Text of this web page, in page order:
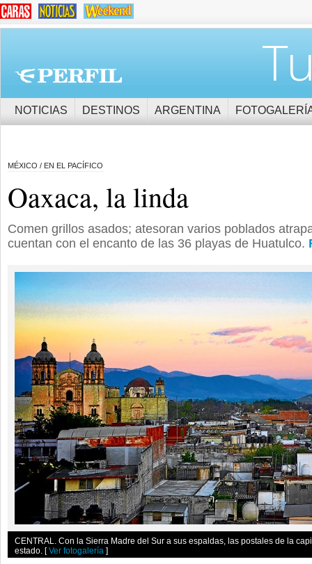
NOTICIAS DESTINOS ARGENTINA
MÉXICO / EN EL PACÍFICO
Oaxaca, la linda
Comen grillos asados; atesoran varios poblados
cuentan con el encanto de las 36 playas de Huatulco.
CENTRAL. Con la Sierra Madre del Sur a sus espaldas, las postales de la
estado. [Ver fotogalería ]